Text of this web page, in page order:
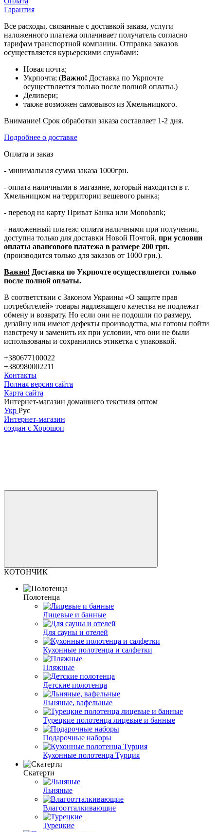
Гарантия
Все расходы, связанные с доставкой заказа, услуги
наложенного платежа оплачивает получатель согласно
тарифам транспортной компании. Отправка заказов
осуществляется курьерскими службами:
Новая почта;
Укрпочта; (Важно! Доставка по Укрпочте
осуществляется только после полной оплаты.)
Деливери;
также возможен самовывоз из Хмельницкого.
Внимание! Срок обработки заказа составляет 1-2 дня.
Подробнее о доставке
Оплата и заказ
- минимальная сумма заказа 1000грн.
- оплата наличными в магазине, который находится в г.
Хмельницком на территории вещевого рынка;
- перевод на карту Приват Банка или Monobank;
- наложенный платеж: оплата наличными при получении,
доступна только для доставки Новой Почтой, при условии
оплаты авансового платежа в размере 200 грн.
(производится только для заказов от 1000 грн.).
Важно! Доставка по Укрпочте осуществляется только
после полной оплаты.
В соответствии с Законом Украины «О защите прав
потребителей» товары надлежащего качества не подлежат
обмену и возврату. Но если они не подошли по размеру,
дизайну или имеют дефекты производства, мы готовы пойти
навстречу и заменить их при условии, что они не были
использованы и сохранились этикетка с упаковкой.
+380677100022
+380980002211
Контакты
Полная версия сайта
Карта сайта
Интернет-магазин домашнего текстиля оптом
Укр Рус
Интернет-магазин
создан с Хорошоп
КОТОНЧИК
Полотенца
Лицевые и банные
Для сауны и отелей
Кухонные полотенца и салфетки
Пляжные
Детские полотенца
Льняные, вафельные
Турецкие полотенца лицевые и банные
Подарочные наборы
Кухонные полотенца Турция
Скатерти
Льняные
Влагоотталкивающие
Турецкие